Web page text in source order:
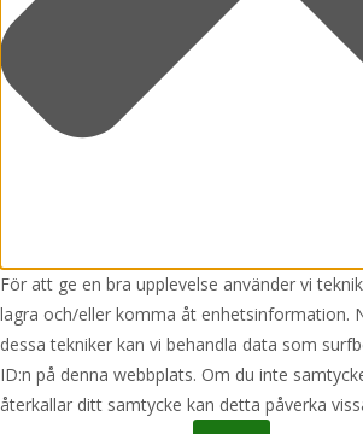
För att ge en bra upplevelse använder vi
lagra och/eller komma åt enhetsinformation.
dessa tekniker kan vi behandla data som
ID:n på denna webbplats. Om du inte
återkallar ditt samtycke kan detta påverka